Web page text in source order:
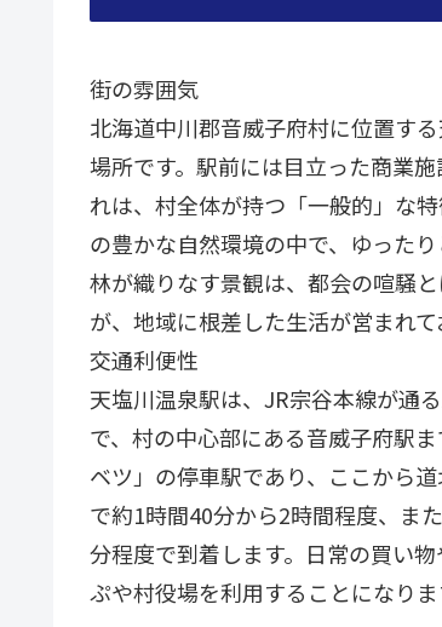
街の雰囲気
北海道中川郡音威子府村に位置す
場所です。駅前には目立った商業
れは、村全体が持つ「一般的」な
の豊かな自然環境の中で、ゆった
林が織りなす景観は、都会の喧騒
が、地域に根差した生活が営まれ
交通利便性
天塩川温泉駅は、JR宗谷本線が通
で、村の中心部にある音威子府駅
ベツ」の停車駅であり、ここから
で約1時間40分から2時間程度、ま
分程度で到着します。日常の買い
ぷや村役場を利用することになりま